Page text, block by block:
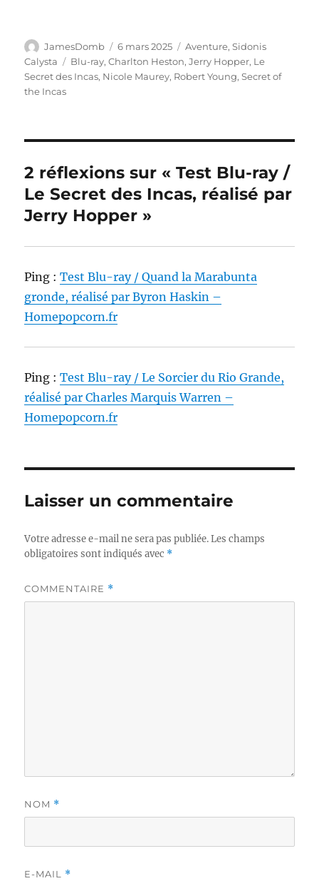
Auteur
JamesDomb
Publié
le
6 mars 2025 Catégories
Aventure,Sidonis
Calysta
Étiquettes
Blu-ray,Charlton Heston,Jerry Hopper, Le
Secret des Incas, Nicole Maurey, Robert Young,Secret of
the Incas
2 réflexions sur « Test Blu-ray /
Le Secret des Incas, réalisé par
Jerry Hopper »
Ping :Test Blu-ray / Quand la Marabunta
gronde, réalisé par Byron Haskin –
Homepopcorn.fr
Ping :Test Blu-ray / Le Sorcier du Rio Grande,
réalisé par Charles Marquis Warren –
Homepopcorn.fr
Laisser un commentaire
Votre adresse e-mail ne sera pas publiée. Les champs
obligatoires sont indiqués avec *
COMMENTAIRE *
NOM *
E-MAIL *